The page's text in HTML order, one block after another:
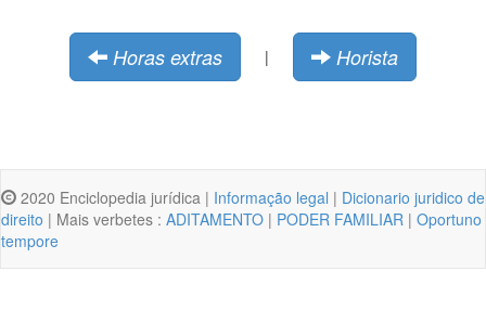
Horas extras | Horista
2020 Enciclopedia jurídica | Informação legal | Dicionario juridico de
direito | Mais verbetes : ADITAMENTO | PODER FAMILIAR | Oportuno
tempore